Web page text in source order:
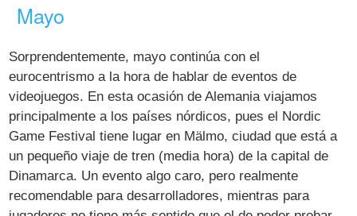
Mayo
Sorprendentemente, mayo continúa con el
eurocentrismo a la hora de hablar de eventos de
videojuegos. En esta ocasión de Alemania viajamos
principalmente a los países nórdicos, pues el Nordic
Game Festival tiene lugar en Mälmo, ciudad que está a
un pequeño viaje de tren (media hora) de la capital de
Dinamarca. Un evento algo caro, pero realmente
recomendable para desarrolladores, mientras para